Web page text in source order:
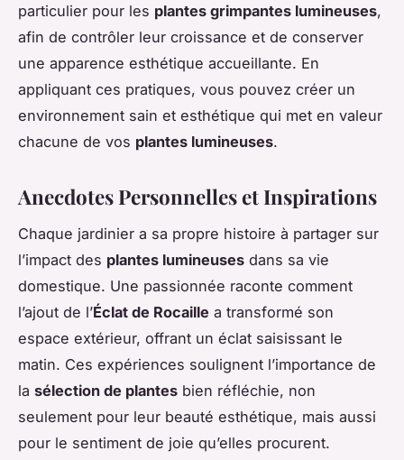
particulier pour les plantes grimpantes lumineuses,
afin de contrôler leur croissance et de conserver
une apparence esthétique accueillante. En
appliquant ces pratiques, vous pouvez créer un
environnement sain et esthétique qui met en valeur
chacune de vos plantes lumineuses.
Anecdotes Personnelles et Inspirations
Chaque jardinier a sa propre histoire à partager sur
l’impact des plantes lumineuses dans sa vie
domestique. Une passionnée raconte comment
l’ajout de l’Éclat de Rocaille a transformé son
espace extérieur, offrant un éclat saisissant le
matin. Ces expériences soulignent l’importance de
la sélection de plantes bien réfléchie, non
seulement pour leur beauté esthétique, mais aussi
pour le sentiment de joie qu’elles procurent.